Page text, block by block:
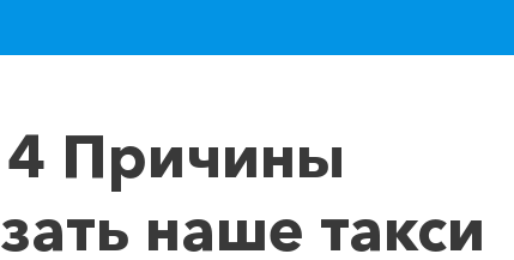
4 Причины
наше такси